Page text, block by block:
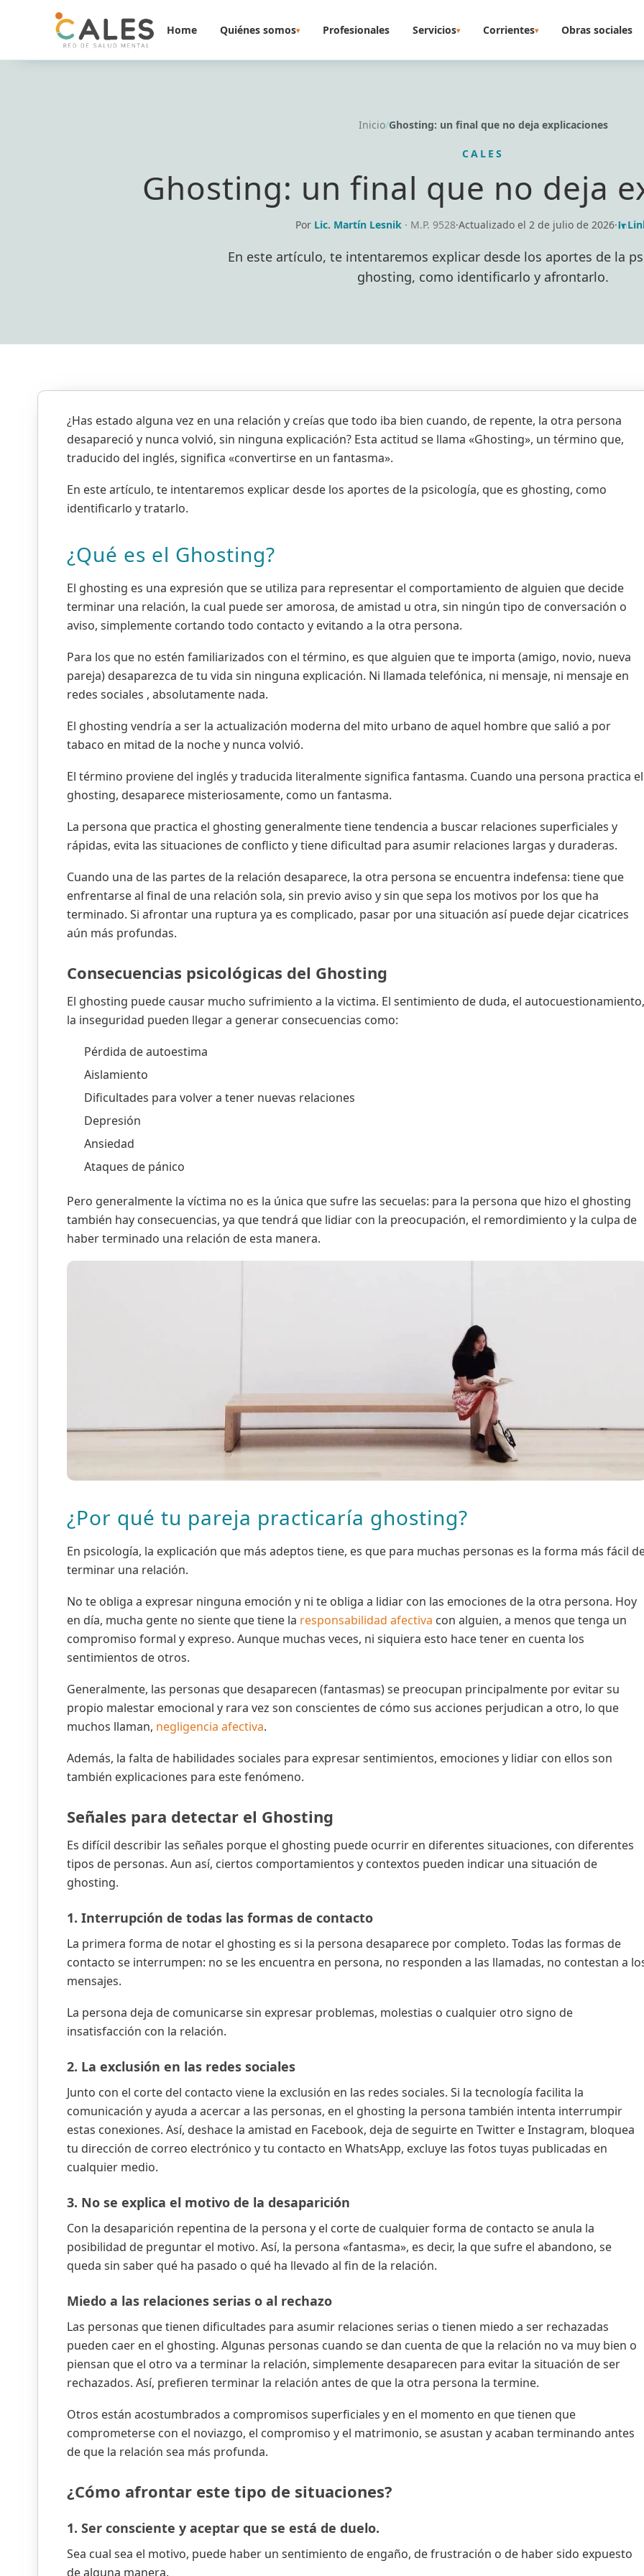
Home Quiénes somos▾ Profesionales Servicios▾ Corrientes▾ Obras sociales
Inicio/Ghosting: un final que no deja explicaciones
CALES
Ghosting: un final que no deja
Por Lic. Martín Lesnik · M.P. 9528·Actualizado el 2 de julio de 2026·
En este artículo, te intentaremos explicar desde los aportes de la
ghosting, como identificarlo y afrontarlo.
¿Has estado alguna vez en una relación y creías que todo iba bien cuando, de repente, la otra persona
desapareció y nunca volvió, sin ninguna explicación? Esta actitud se llama «Ghosting», un término que,
traducido del inglés, significa «convertirse en un fantasma».
En este artículo, te intentaremos explicar desde los aportes de la psicología, que es ghosting, como
identificarlo y tratarlo.
¿Qué es el Ghosting?
El ghosting es una expresión que se utiliza para representar el comportamiento de alguien que decide
terminar una relación, la cual puede ser amorosa, de amistad u otra, sin ningún tipo de conversación o
aviso, simplemente cortando todo contacto y evitando a la otra persona.
Para los que no estén familiarizados con el término, es que alguien que te importa (amigo, novio, nueva
pareja) desaparezca de tu vida sin ninguna explicación. Ni llamada telefónica, ni mensaje, ni mensaje en
redes sociales , absolutamente nada.
El ghosting vendría a ser la actualización moderna del mito urbano de aquel hombre que salió a por
tabaco en mitad de la noche y nunca volvió.
El término proviene del inglés y traducida literalmente significa fantasma. Cuando una persona practica el
ghosting, desaparece misteriosamente, como un fantasma.
La persona que practica el ghosting generalmente tiene tendencia a buscar relaciones superficiales y
rápidas, evita las situaciones de conflicto y tiene dificultad para asumir relaciones largas y duraderas.
Cuando una de las partes de la relación desaparece, la otra persona se encuentra indefensa: tiene que
enfrentarse al final de una relación sola, sin previo aviso y sin que sepa los motivos por los que ha
terminado. Si afrontar una ruptura ya es complicado, pasar por una situación así puede dejar cicatrices
aún más profundas.
Consecuencias psicológicas del Ghosting
El ghosting puede causar mucho sufrimiento a la victima. El sentimiento de duda, el autocuestionamiento,
la inseguridad pueden llegar a generar consecuencias como:
Pérdida de autoestima
Aislamiento
Dificultades para volver a tener nuevas relaciones
Depresión
Ansiedad
Ataques de pánico
Pero generalmente la víctima no es la única que sufre las secuelas: para la persona que hizo el ghosting
también hay consecuencias, ya que tendrá que lidiar con la preocupación, el remordimiento y la culpa de
haber terminado una relación de esta manera.
¿Por qué tu pareja practicaría ghosting?
En psicología, la explicación que más adeptos tiene, es que para muchas personas es la forma más fácil
terminar una relación.
No te obliga a expresar ninguna emoción y ni te obliga a lidiar con las emociones de la otra persona. Hoy
en día, mucha gente no siente que tiene la responsabilidad afectiva con alguien, a menos que tenga un
compromiso formal y expreso. Aunque muchas veces, ni siquiera esto hace tener en cuenta los
sentimientos de otros.
Generalmente, las personas que desaparecen (fantasmas) se preocupan principalmente por evitar su
propio malestar emocional y rara vez son conscientes de cómo sus acciones perjudican a otro, lo que
muchos llaman, negligencia afectiva.
Además, la falta de habilidades sociales para expresar sentimientos, emociones y lidiar con ellos son
también explicaciones para este fenómeno.
Señales para detectar el Ghosting
Es difícil describir las señales porque el ghosting puede ocurrir en diferentes situaciones, con diferentes
tipos de personas. Aun así, ciertos comportamientos y contextos pueden indicar una situación de
ghosting.
1. Interrupción de todas las formas de contacto
La primera forma de notar el ghosting es si la persona desaparece por completo. Todas las formas de
contacto se interrumpen: no se les encuentra en persona, no responden a las llamadas, no contestan a
mensajes.
La persona deja de comunicarse sin expresar problemas, molestias o cualquier otro signo de
insatisfacción con la relación.
2. La exclusión en las redes sociales
Junto con el corte del contacto viene la exclusión en las redes sociales. Si la tecnología facilita la
comunicación y ayuda a acercar a las personas, en el ghosting la persona también intenta interrumpir
estas conexiones. Así, deshace la amistad en Facebook, deja de seguirte en Twitter e Instagram, bloquea
tu dirección de correo electrónico y tu contacto en WhatsApp, excluye las fotos tuyas publicadas en
cualquier medio.
3. No se explica el motivo de la desaparición
Con la desaparición repentina de la persona y el corte de cualquier forma de contacto se anula la
posibilidad de preguntar el motivo. Así, la persona «fantasma», es decir, la que sufre el abandono, se
queda sin saber qué ha pasado o qué ha llevado al fin de la relación.
Miedo a las relaciones serias o al rechazo
Las personas que tienen dificultades para asumir relaciones serias o tienen miedo a ser rechazadas
pueden caer en el ghosting. Algunas personas cuando se dan cuenta de que la relación no va muy bien o
piensan que el otro va a terminar la relación, simplemente desaparecen para evitar la situación de ser
rechazados. Así, prefieren terminar la relación antes de que la otra persona la termine.
Otros están acostumbrados a compromisos superficiales y en el momento en que tienen que
comprometerse con el noviazgo, el compromiso y el matrimonio, se asustan y acaban terminando antes
de que la relación sea más profunda.
¿Cómo afrontar este tipo de situaciones?
1. Ser consciente y aceptar que se está de duelo.
Sea cual sea el motivo, puede haber un sentimiento de engaño, de frustración o de haber sido expuesto
de alguna manera.